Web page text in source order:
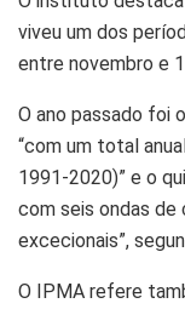
viveu um dos
entre novembro e
O ano passado foi
“com um total
1991-2020)” e o
com seis ondas de
excecionais”,
O IPMA refere